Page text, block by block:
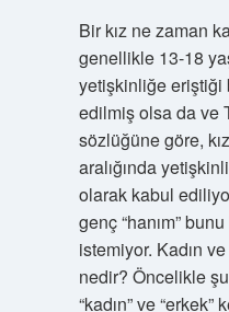
Bir kız ne zaman
genellikle 13-18
yetişkinliğe eriştiği
edilmiş olsa da ve
sözlüğüne göre,
aralığında
olarak kabul
genç “hanım”
istemiyor. Kadın
nedir? Öncelikle
“kadın” ve